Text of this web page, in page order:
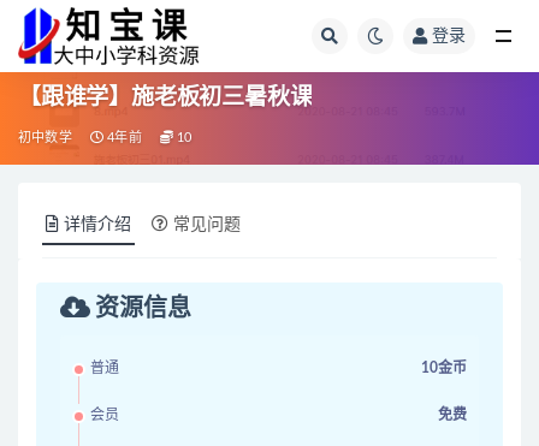
登录
【跟谁学】施老板初三暑秋课
初中数学 4年前 10
详情介绍 常见问题
资源信息
普通 10金币
会员 免费
全部